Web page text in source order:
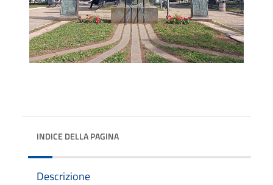
INDICE DELLA PAGINA
Descrizione